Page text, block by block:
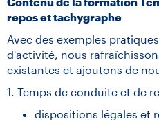
repos et tachygraphe
Avec des exemples
d'activité, nous
existantes et ajoutons de
1. Temps de conduite et de
dispositions légales et